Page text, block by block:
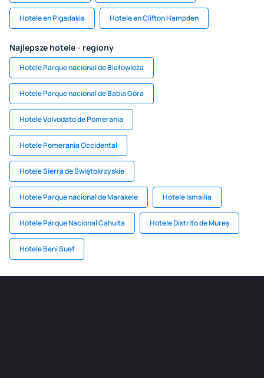
Hotele en Pigadakia Hotele en Clifton Hampden
Najlepsze hotele - regiony
Hotele Parque nacional de Białowieża
Hotele Parque nacional de Babia Góra
Hotele Voivodato de Pomerania
Hotele Pomerania Occidental
Hotele Sierra de Świętokrzyskie
Hotele Parque nacional de Marakele Hotele Ismailía
Hotele Parque Nacional Cahuita Hotele Distrito de Mureș
Hotele Beni Suef